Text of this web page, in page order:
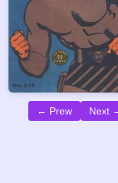
← Prew Next